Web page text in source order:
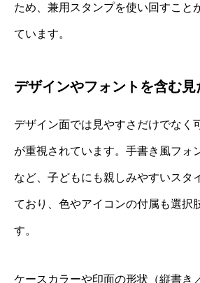
ため、兼用スタンプを使い回すこと
ています。
デザインやフォントを含む
デザイン面では見やすさだけでなく
が重視されています。手書き風フォ
など、子どもにも親しみやすいスタ
ており、色やアイコンの付属も選択
す。
ケースカラーや印面の形状（縦書き